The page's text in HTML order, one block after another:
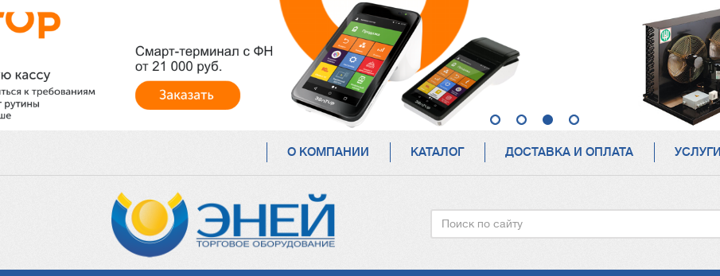
НАВИГАЦИЯ
О КОМПАНИИ КАТАЛОГ ДОСТАВКА И ОПЛАТА УСЛУГИ
Поиск